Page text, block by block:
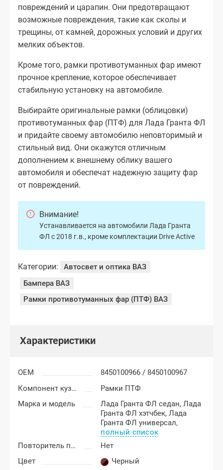
повреждений и царапин. Они предотвращают
возможные повреждения, такие как сколы и
трещины, от камней, дорожных условий и других
мелких объектов.
Кроме того, рамки противотуманных фар имеют
прочное крепление, которое обеспечивает
стабильную установку на автомобиле.
Выбирайте оригинальные рамки (облицовки)
противотуманных фар (ПТФ) для Лада Гранта ФЛ
и придайте своему автомобилю неповторимый и
стильный вид. Они окажутся отличным
дополнением к внешнему облику вашего
автомобиля и обеспечат надежную защиту фар
от повреждений.
Внимание!
Устанавливается на автомобили Лада Гранта
ФЛ с 2018 г.в., кроме комплектации Drive Active
Категории:
Автосвет и оптика ВАЗ
Бампера ВАЗ
Рамки противотуманных фар (ПТФ) ВАЗ
Характеристики
OEM
8450100966 / 8450100967
Компонент кузова
Рамки ПТФ
Марка и модель
Лада Гранта ФЛ седан,Лада
Гранта ФЛ хэтчбек,Лада
Гранта ФЛ универсал,
полный список
Повторитель поворотника
Нет
Цвет
Черный